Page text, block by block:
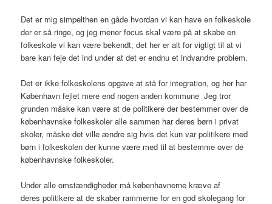
Det er mig simpelthen en gåde hvordan vi kan have en folkeskole
der er så ringe, og jeg mener focus skal være på at skabe en
folkeskole vi kan være bekendt, det her er alt for vigtigt til at vi
bare kan feje det ind under at det er endnu et indvandre problem.
Det er ikke folkeskolens opgave at stå for integration, og her har
København fejlet mere end nogen anden kommune Jeg tror
grunden måske kan være at de politikere der bestemmer over de
københavnske folkeskoler alle sammen har deres børn i privat
skoler, måske det ville ændre sig hvis det kun var politikere med
børn i folkeskolen der kunne være med til at bestemme over de
københavnske folkeskoler.
Under alle omstændigheder må københavnerne kræve af
deres politikere at de skaber rammerne for en god skolegang for